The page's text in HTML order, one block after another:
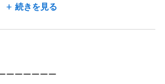
！という方
続きを見る
ーーーーーー